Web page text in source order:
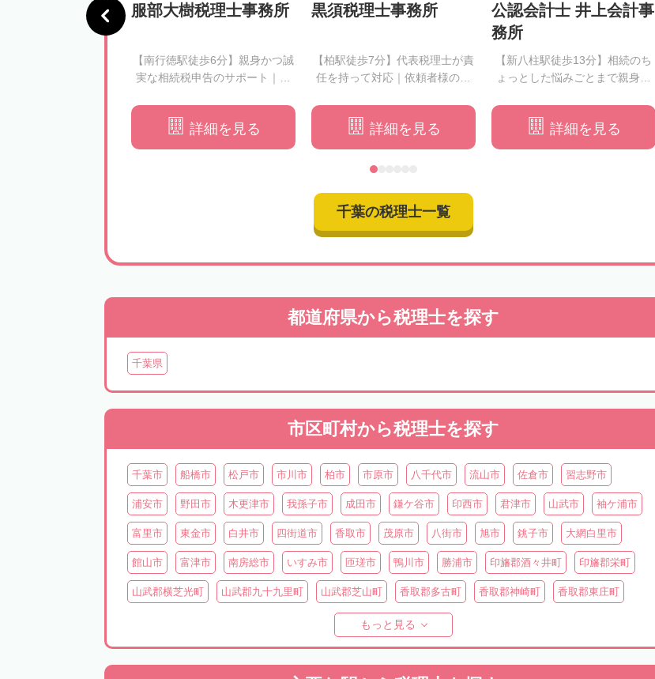
人 リアドリ 服部大樹税理士事務所
【南行徳駅徒歩6分】親身かつ誠
実な相続税申告のサポート｜初
詳細を見る
黒須税理士事務所
【柏駅徒歩7分】代表税理士が責
任を持って対応｜依頼者様のご
詳細を見る
公認会計士 井上会計事
務所
【新八柱駅徒歩13分】相続のち
ょっとした悩みごとまで親身に
詳細を見る
千葉の税理士一覧
都道府県から税理士を探す
千葉県
市区町村から税理士を探す
千葉市 船橋市 松戸市 市川市 柏市 市原市 八千代市 流山市 佐倉市 習志野市
浦安市 野田市 木更津市 我孫子市 成田市 鎌ケ谷市 印西市 君津市 山武市 袖ケ浦市
富里市 東金市 白井市 四街道市 香取市 茂原市 八街市 旭市 銚子市 大網白里市
館山市 富津市 南房総市 いすみ市 匝瑳市 鴨川市 勝浦市 印旛郡酒々井町 印旛郡栄町
山武郡横芝光町 山武郡九十九里町 山武郡芝山町 香取郡多古町 香取郡神崎町 香取郡東庄町
長生郡長南町
夷隅郡大多喜町 夷隅郡御宿町 安房郡鋸南町
もっと見る